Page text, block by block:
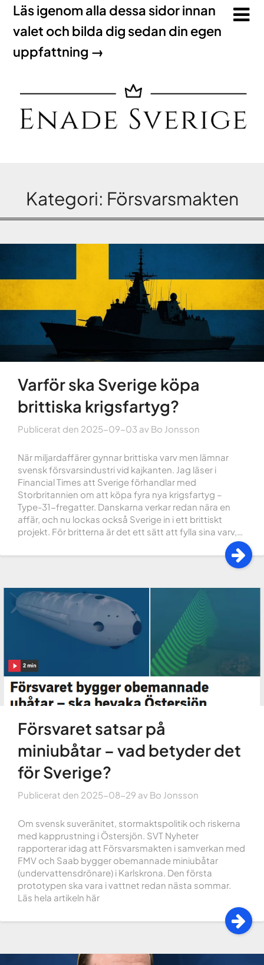
Läs igenom alla dessa sidor innan
valet och bilda dig sedan din egen
uppfattning →
Kategori: Försvarsmakten
Varför ska Sverige köpa
brittiska krigsfartyg?
Publicerat den 2025-09-03 av Bo Jonsson
När miljardaffärer gynnar brittiska varv men lämnar
svensk försvarsindustri vid kajkanten. Jag läser i
Financial Times att Sverige förhandlar med
Storbritannien om att köpa fyra nya krigsfartyg –
Type-31-fregatter. Danskarna verkar redan nära en
affär, och nu lockas också Sverige in i ett brittiskt
projekt. För britterna är det ett sätt att fylla sina varv,…
Försvaret satsar på
miniubåtar – vad betyder det
för Sverige?
Publicerat den 2025-08-29 av Bo Jonsson
Om svensk suveränitet, stormaktspolitik och riskerna
med kapprustning i Östersjön. SVT Nyheter
rapporterar idag att Försvarsmakten i samverkan med
FMV och Saab bygger obemannade miniubåtar
(undervattensdrönare) i Karlskrona. Den första
prototypen ska vara i vattnet redan nästa sommar.
Läs hela artikeln här